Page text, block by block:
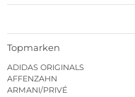
Topmarken
ADIDAS ORIGINALS
AFFENZAHN
ARMANI/PRIVÉ